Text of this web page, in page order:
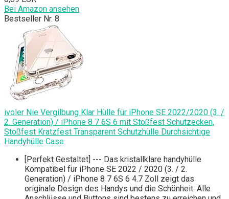
Bei Amazon ansehen
Bestseller Nr. 8
ivoler Nie Vergilbung Klar Hülle für iPhone SE 2022/2020 (3. /
2. Generation) / iPhone 8 7 6S 6 mit Stoßfest Schutzecken,
Stoßfest Kratzfest Transparent Schutzhülle Durchsichtige
Handyhülle Case
[Perfekt Gestaltet] --- Das kristallklare handyhülle
Kompatibel für iPhone SE 2022 / 2020 (3. / 2.
Generation) / iPhone 8 7 6S 6 4.7 Zoll zeigt das
originale Design des Handys und die Schönheit. Alle